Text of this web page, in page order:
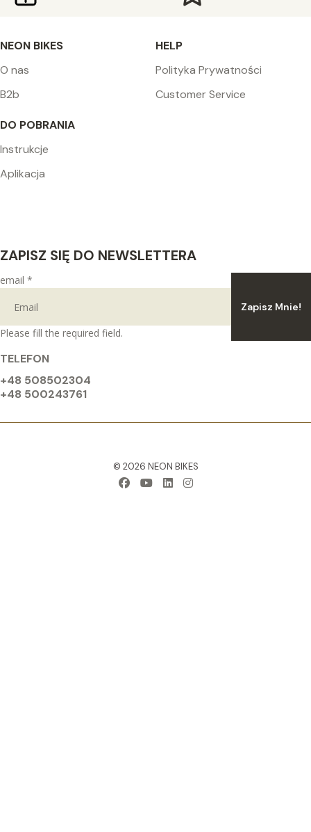
NEON BIKES
O nas
B2b
HELP
Polityka Prywatności
Customer Service
DO POBRANIA
Instrukcje
Aplikacja
ZAPISZ SIĘ DO NEWSLETTERA
email *
Please fill the required field.
Zapisz Mnie!
TELEFON
+48 508502304
+48 500243761
© 2026 NEON BIKES